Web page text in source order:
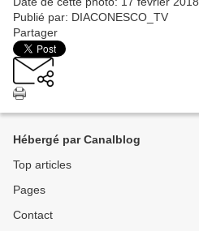
Publié par: DIACONESCO_TV
Partager
Hébergé par Canalblog
Top articles
Pages
Contact